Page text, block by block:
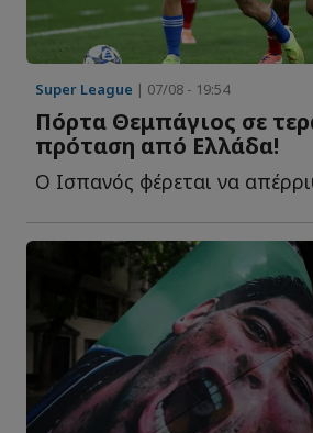
Super League | 07/08 - 19:54
Πόρτα Θεμπάγιος σε
πρόταση από Ελλάδα!